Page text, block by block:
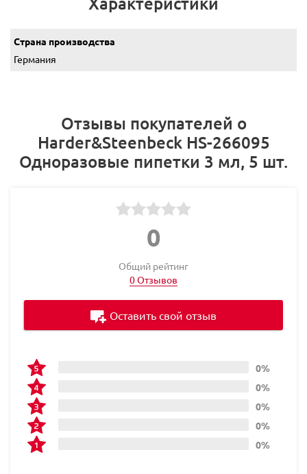
Страна производства
Германия
Отзывы покупателей о
Harder&Steenbeck HS-266095
Одноразовые пипетки 3 мл, 5 шт.
0
Общий рейтинг
0 Отзывов
0%
0%
0%
0%
0%
Оставить свой отзыв